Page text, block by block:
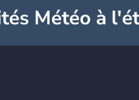
Météo à